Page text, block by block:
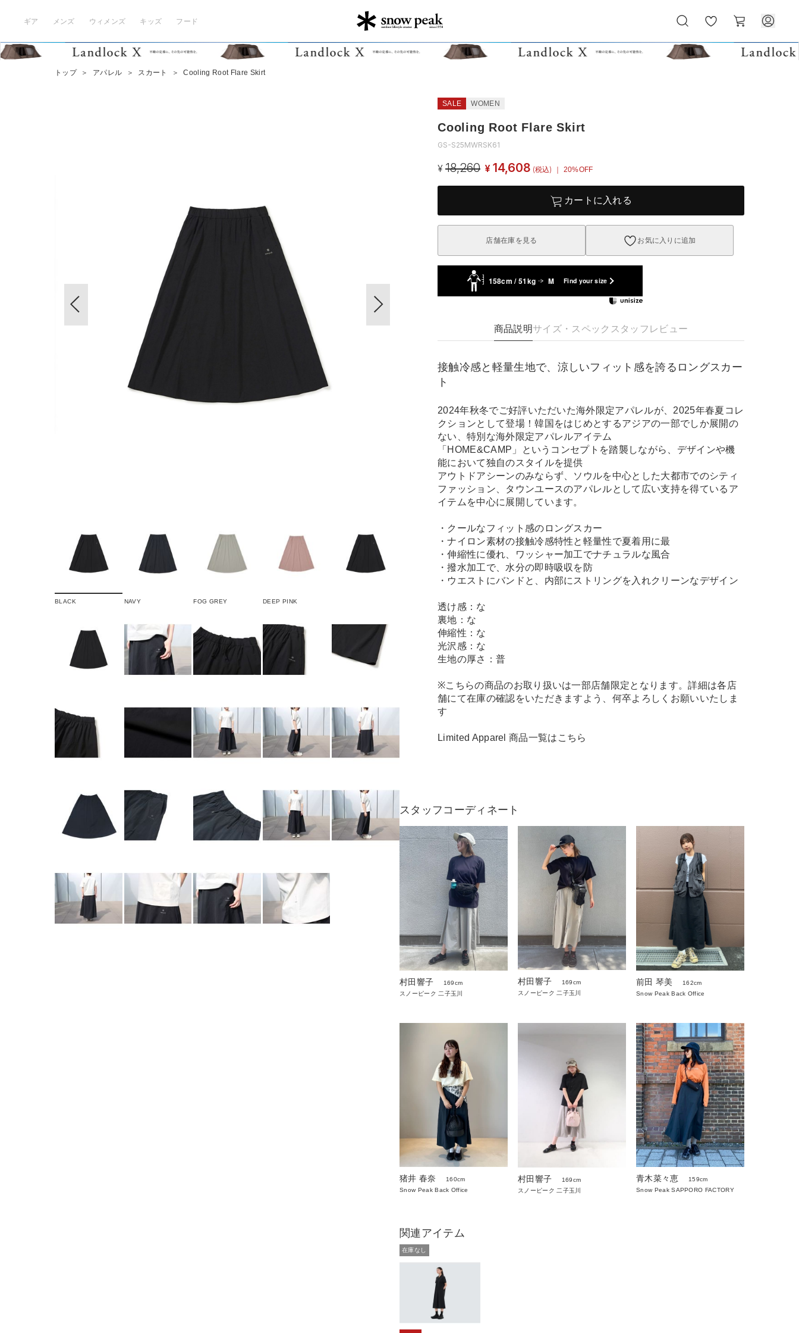
ギア メンズ ウィメンズ キッズ フード
気
に
ー
ト
トップ ＞ アパレル ＞ スカート ＞ Cooling Root Flare Skirt
BLACK NAVY FOG GREY DEEP PINK
SALE WOMEN
Cooling Root Flare Skirt
GS-S25MWRSK61
¥ 18,260 ¥ 14,608 (税込) ｜ 20%OFF
カートに入れる
店舗在庫を見る お気に入りに追加
158cm / 51kg M Find your size
商品説明サイズ・スペック スタッフレビュー
接触冷感と軽量生地で、涼しいフィット感を誇るロングスカー
ト
2024年秋冬でご好評いただいた海外限定アパレルが、2025年春夏コレ
クションとして登場！韓国をはじめとするアジアの一部でしか展開の
ない、特別な海外限定アパレルアイテム
「HOME&CAMP」というコンセプトを踏襲しながら、デザインや機
能において独自のスタイルを提供
アウトドアシーンのみならず、ソウルを中心とした大都市でのシティ
ファッション、タウンユースのアパレルとして広い支持を得ているア
イテムを中心に展開しています。
・クールなフィット感のロングスカー
・ナイロン素材の接触冷感特性と軽量性で夏着用に最
・伸縮性に優れ、ワッシャー加工でナチュラルな風合
・撥水加工で、水分の即時吸収を防
・ウエストにバンドと、内部にストリングを入れクリーンなデザイン
透け感：な
裏地：な
伸縮性：な
光沢感：な
生地の厚さ：普
※こちらの商品のお取り扱いは一部店舗限定となります。詳細は各店
舗にて在庫の確認をいただきますよう、何卒よろしくお願いいたしま
す
Limited Apparel 商品一覧はこちら
スタッフコーディネート
村田響子
169cm
スノーピーク 二子玉川
村田響子
169cm
スノーピーク 二子玉川
前田 琴美
162cm
Snow Peak Back Office
猪井 春奈
160cm
Snow Peak Back Office
村田響子
169cm
スノーピーク 二子玉川
青木菜々恵
159cm
Snow Peak SAPPORO FACTORY
関連アイテム
在庫なし